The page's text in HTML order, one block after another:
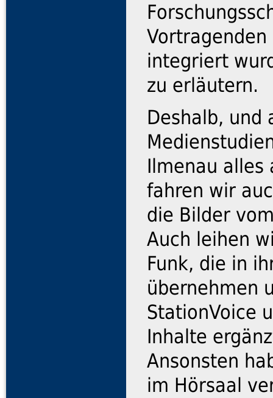
integriert
zu erläutern.
Deshalb, und
Ilmenau alles
fahren wir
die Bilder
Auch leihen
Funk, die in
übernehmen
StationVoice
Inhalte
Ansonsten
im Hörsaal